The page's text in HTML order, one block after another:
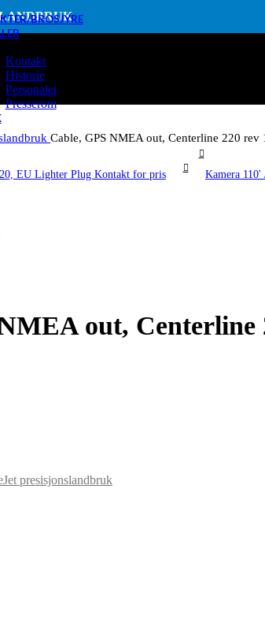
BROSJYRE
Kontakt
Historie
Personalet
Presserom
Cable, GPS NMEA out, Centerline 220 rev
EU Lighter Plug Kamera
out, Centerline
presisjonslandbruk